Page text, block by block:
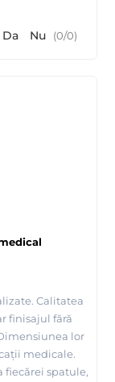
Da Nu (0/0)
Calitatea
finisajul fără
lor
medicale.
spatule,